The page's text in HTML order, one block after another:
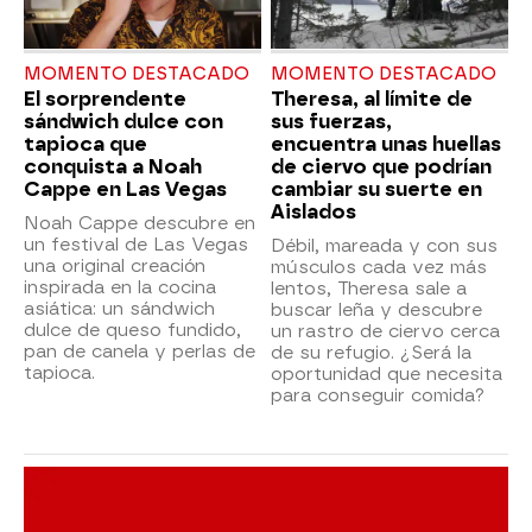
MOMENTO DESTACADO
El sorprendente
sándwich dulce con
tapioca que
conquista a Noah
Cappe en Las Vegas
Noah Cappe descubre en
un festival de Las Vegas
una original creación
inspirada en la cocina
asiática: un sándwich
dulce de queso fundido,
pan de canela y perlas de
tapioca.
MOMENTO DESTACADO
Theresa, al límite de
sus fuerzas,
encuentra unas huellas
de ciervo que podrían
cambiar su suerte en
Aislados
Débil, mareada y con sus
músculos cada vez más
lentos, Theresa sale a
buscar leña y descubre
un rastro de ciervo cerca
de su refugio. ¿Será la
oportunidad que necesita
para conseguir comida?